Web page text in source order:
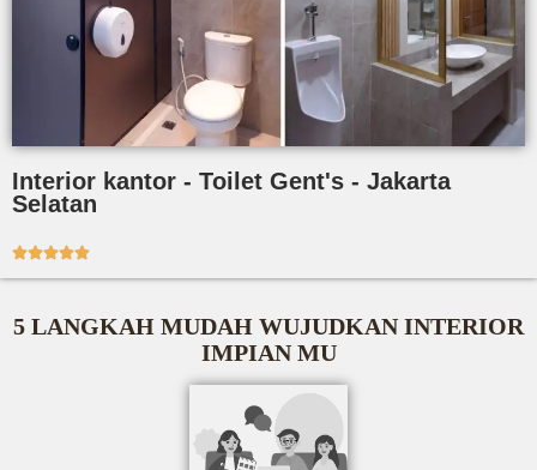
Interior kantor - Toilet Gent's - Jakarta
Selatan

5 LANGKAH MUDAH WUJUDKAN INTERIOR
IMPIAN MU